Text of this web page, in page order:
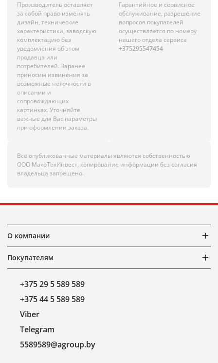
Производитель оставляет
за собой право изменять
дизайн, технические
характеристики, заводскую
комплектацию без
уведомления об этом
продавца или
потребителей. Заранее
приносим извинения за
возможные неточности в
описании и
сопровождающих
картинках. Уточняйте
важные для Вас параметры
при оформлении заказа.
Гарантийное и сервисное
обслуживание, разрешение
вопросов покупателей
осуществляется по номеру
нашего отдела сервиса
+375295547454
Все опубликованные материалы являются собственностью
ООО МакоТехИнвест, копирование информации без согласия
владельца запрещено.
О компании
Покупателям
+375 29 5 589 589
+375 44 5 589 589
Viber
Telegram
5589589@agroup.by